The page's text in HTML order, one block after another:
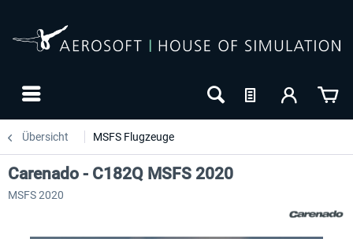
Übersicht MSFS Flugzeuge
Carenado - C182Q MSFS 2020
MSFS 2020